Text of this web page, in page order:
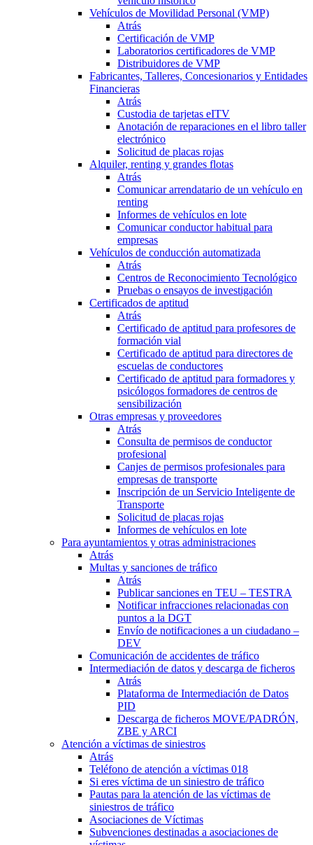
Vehículos de Movilidad Personal (VMP)
Atrás
Certificación de VMP
Laboratorios certificadores de VMP
Distribuidores de VMP
Fabricantes, Talleres, Concesionarios y Entidades
Financieras
Atrás
Custodia de tarjetas eITV
Anotación de reparaciones en el libro taller
electrónico
Solicitud de placas rojas
Alquiler, renting y grandes flotas
Atrás
Comunicar arrendatario de un vehículo en
renting
Informes de vehículos en lote
Comunicar conductor habitual para
empresas
Vehículos de conducción automatizada
Atrás
Centros de Reconocimiento Tecnológico
Pruebas o ensayos de investigación
Certificados de aptitud
Atrás
Certificado de aptitud para profesores de
formación vial
Certificado de aptitud para directores de
escuelas de conductores
Certificado de aptitud para formadores y
psicólogos formadores de centros de
sensibilización
Otras empresas y proveedores
Atrás
Consulta de permisos de conductor
profesional
Canjes de permisos profesionales para
empresas de transporte
Inscripción de un Servicio Inteligente de
Transporte
Solicitud de placas rojas
Informes de vehículos en lote
Para ayuntamientos y otras administraciones
Atrás
Multas y sanciones de tráfico
Atrás
Publicar sanciones en TEU – TESTRA
Notificar infracciones relacionadas con
puntos a la DGT
Envío de notificaciones a un ciudadano –
DEV
Comunicación de accidentes de tráfico
Intermediación de datos y descarga de ficheros
Atrás
Plataforma de Intermediación de Datos
PID
Descarga de ficheros MOVE/PADRÓN,
ZBE y ARCI
Atención a víctimas de siniestros
Atrás
Teléfono de atención a víctimas 018
Si eres víctima de un siniestro de tráfico
Pautas para la atención de las víctimas de
siniestros de tráfico
Asociaciones de Víctimas
Subvenciones destinadas a asociaciones de